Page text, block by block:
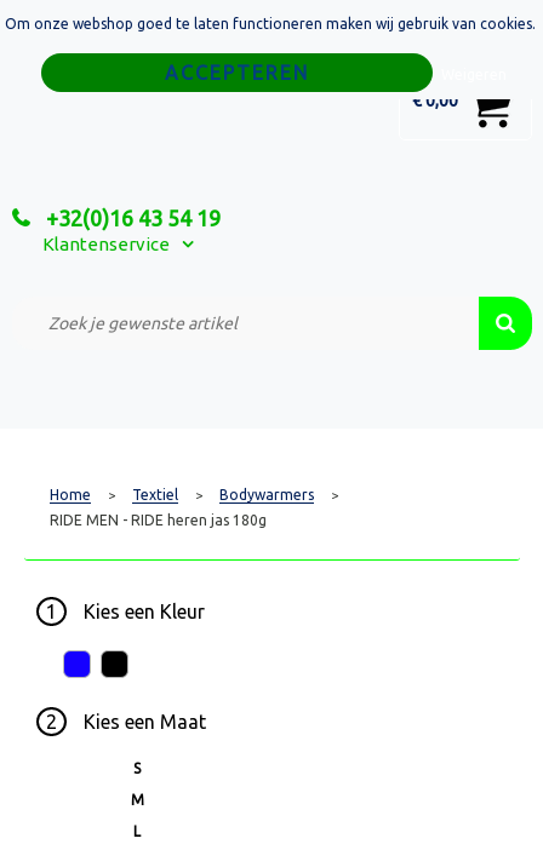
€ 0,00
+32(0)16 43 54 19
Klantenservice
Home
Relatiegeschenken
Custom Made Projecten
Home > Textiel > Bodywarmers >
RIDE MEN - RIDE heren jas 180g
1 Kies een Kleur
2 Kies een Maat
S
M
L
Om onze webshop goed te laten functioneren maken wij gebruik van cookies.